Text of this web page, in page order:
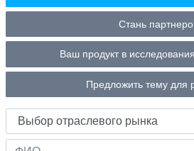
Стань
Ваш продукт в
Предложить тему для